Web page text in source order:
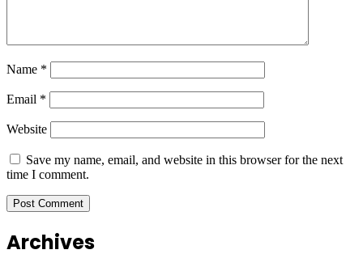
Name *
Email *
Website
Save my name, email, and website in this browser for the next
time I comment.
Archives